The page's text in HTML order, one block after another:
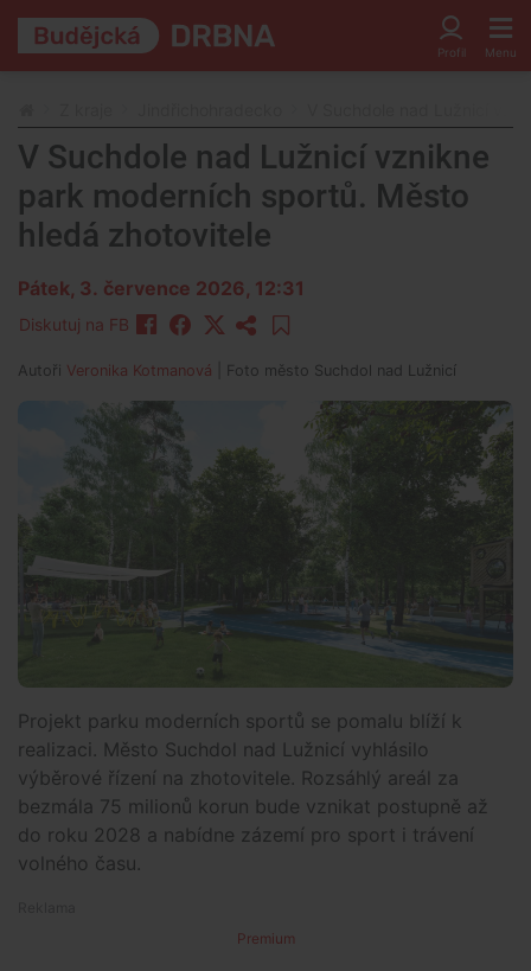
V Suchdole nad Lužnicí vznikne
park moderních sportů. Město
hledá zhotovitele
Pátek, 3. července 2026, 12:31
Diskutuj na FB
Autoři Veronika Kotmanová | Foto město Suchdol nad Lužnicí
Projekt parku moderních sportů se pomalu blíží k
realizaci. Město Suchdol nad Lužnicí vyhlásilo
výběrové řízení na zhotovitele. Rozsáhlý areál za
bezmála 75 milionů korun bude vznikat postupně až
do roku 2028 a nabídne zázemí pro sport i trávení
volného času.
Premium